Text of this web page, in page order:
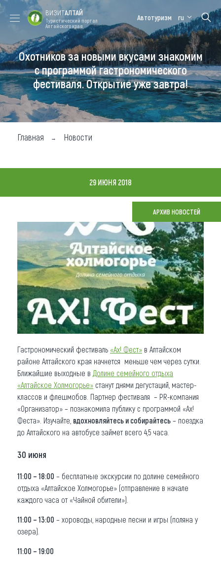
Форум VISIT
ALTAI
Цветение
маральника
Медицинский
форум
Алтайская
зимовка
Туры
Где побывать
Чем заняться
Карта
Что привезти (сувениры)
О регионе
Коллекция впечатлений
Другие рубрики
ВИЗИТАЛТАЙ
Туристический портал
Алтайского края
Автотуризм ru
Охотников за новыми вкусами знакомим
с программой гастрономического
фестиваля. Открытие уже завтра!
Главная Новости
29 ИЮНЯ 2018
АРХИВ НОВОСТЕЙ
Гастрономический фестиваль «Ах! Фест» в Алтайском
районе Алтайского края начнется меньше чем через сутки.
Ближайшие выходные в Долине семейного отдыха
«Алтайское Холмогорье» станут днями дегустаций, мастер-
классов и флешмобов. Партнер фестиваля – PR-компания
«Организатор» – познакомила публику с программой «Ах!
Феста». Изучайте, вдохновляйтесь и собирайтесь – поездка
до Алтайского на автобусе займет всего 4,5 часа.
30 июня
11:00 – 18:00 – бесплатные экскурсии по долине семейного
отдыха «Алтайское Холмогорье» (отправление в начале
каждого часа от «Чайной обители»).
11:00 – 13:00 – хороводы, народные песни и игры (поляна у
озера).
11:00 – 19:00